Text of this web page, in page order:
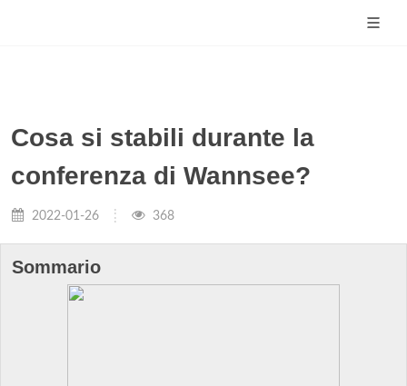
Cosa si stabili durante la
conferenza di Wannsee?
2022-01-26 368
Sommario